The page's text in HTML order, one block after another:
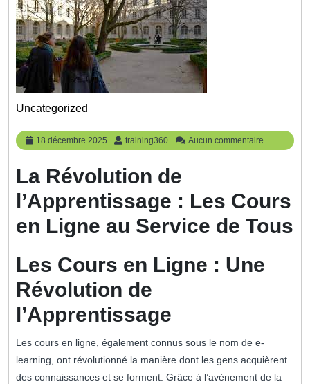
Uncategorized
18 décembre 2025
18
décembre
training360 training360
Aucun commentaire
La Révolution de
l’Apprentissage : Les Cours
en Ligne au Service de Tous
Les Cours en Ligne : Une
Révolution de
l’Apprentissage
Les cours en ligne, également connus sous le nom de e-
learning, ont révolutionné la manière dont les gens acquièrent
des connaissances et se forment. Grâce à l’avènement de la